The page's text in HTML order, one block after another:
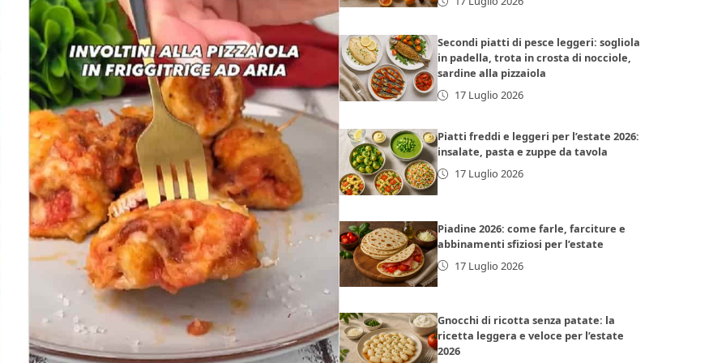
Secondi piatti di pesce leggeri: sogliola
in padella, trota in crosta di nocciole,
sardine alla pizzaiola
17 Luglio 2026
Piatti freddi e leggeri per l’estate 2026:
insalate, pasta e zuppe da tavola
17 Luglio 2026
Piadine 2026: come farle, farciture e
abbinamenti sfiziosi per l’estate
17 Luglio 2026
Gnocchi di ricotta senza patate: la
ricetta leggera e veloce per l’estate
2026